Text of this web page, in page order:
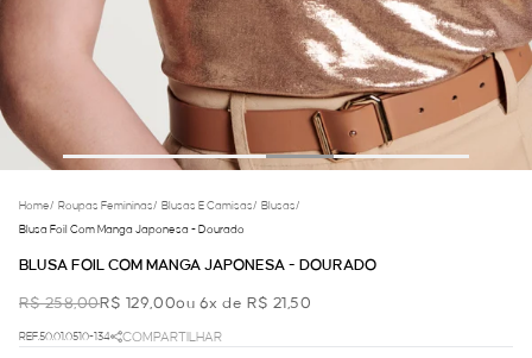
Home/ Roupas Femininas/ Blusas E Camisas/ Blusas/
Blusa Foil Com Manga Japonesa - Dourado
BLUSA FOIL COM MANGA JAPONESA - DOURADO
R$ 258,00R$ 129,00ou 6x de R$ 21,50
REF.50.01.0510-134
COMPARTILHAR